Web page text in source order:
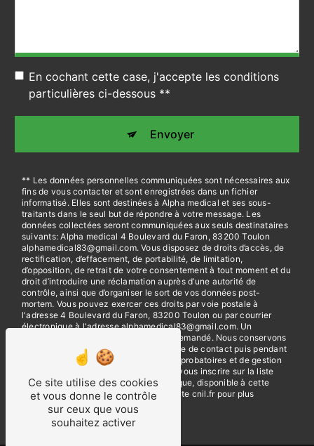
En cochant cette case, j'accepte les conditions
particulières ci-dessous **
Envoyer
** Les données personnelles communiquées sont nécessaires aux
fins de vous contacter et sont enregistrées dans un fichier
informatisé. Elles sont destinées à Alpha medical et ses sous-
traitants dans le seul but de répondre à votre message. Les
données collectées seront communiquées aux seuls destinataires
suivants: Alpha medical 4 Boulevard du Faron, 83200 Toulon
alphamedical83@gmail.com. Vous disposez de droits d’accès, de
rectification, d’effacement, de portabilité, de limitation,
d’opposition, de retrait de votre consentement à tout moment et du
droit d’introduire une réclamation auprès d’une autorité de
contrôle, ainsi que d’organiser le sort de vos données post-
mortem. Vous pouvez exercer ces droits par voie postale à
l'adresse 4 Boulevard du Faron, 83200 Toulon ou par courrier
électronique à l'adresse alphamedical83@gmail.com. Un
justificatif d'identité pourra vous être demandé. Nous conservons
vos données pendant la période de prise de contact puis pendant
la durée de prescription légale aux fins probatoires et de gestion
des contentieux. Vous avez le droit de vous inscrire sur la liste
d'opposition au démarchage téléphonique, disponible à cette
adresse: Bloctel.gouv.fr. Consultez le site cnil.fr pour plus
d’informations sur vos droits.
Ce site utilise des cookies
et vous donne le contrôle
sur ceux que vous
souhaitez activer